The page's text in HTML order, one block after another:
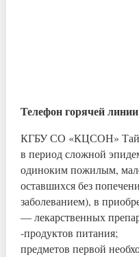
Телефон горячей
КГБУ СО «КЦСОН»
в период сложной
одиноким пожилым,
оставшихся без
заболеванием), в
— лекарственных
-продуктов питания;
предметов первой